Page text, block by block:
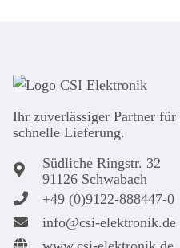
Ihr zuver­läs­siger Partner
schnel­le Lie­ferung.
Südliche Ringstr. 32
91126 Schwabach
+49 (0)9122-888447-0
info@csi-elektronik.de